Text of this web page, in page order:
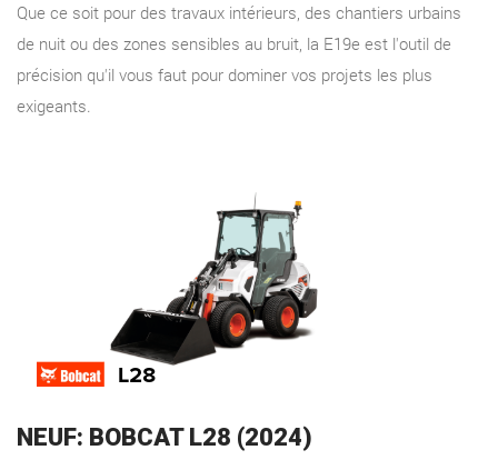
Que ce soit pour des travaux intérieurs, des chantiers urbains
de nuit ou des zones sensibles au bruit, la E19e est l'outil de
précision qu'il vous faut pour dominer vos projets les plus
exigeants.
NEUF: BOBCAT L28 (2024)